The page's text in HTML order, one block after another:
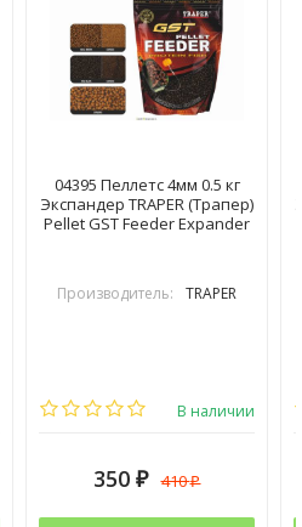
04395 Пеллетс 4мм 0.5 кг
Экспандер TRAPER (Трапер)
Pellet GST Feeder Expander
Производитель: TRAPER
В наличии
350 ₽ 410₽